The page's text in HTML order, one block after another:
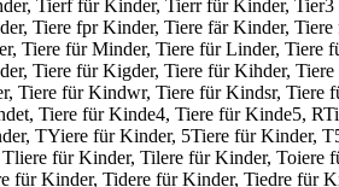
Tierf für Kinder, Tierr für Kinder,
Tiere fpr Kinder, Tiere fär Kinder,
Tiere für Minder, Tiere für Linder,
Tiere für Kigder, Tiere für Kihder,
für Kindwr, Tiere für Kindsr,
Tiere für Kinde4, Tiere für Kinde5,
TYiere für Kinder, 5Tiere für Kinder,
für Kinder, Tilere für Kinder,
Kinder, Tidere für Kinder, Tiedre für